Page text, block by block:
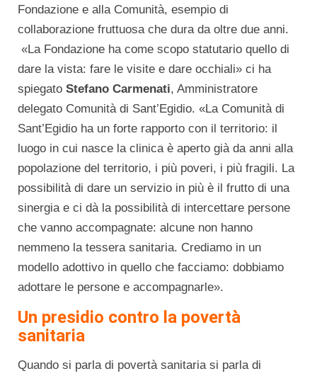
Fondazione e alla Comunità, esempio di
collaborazione fruttuosa che dura da oltre due anni.
«La Fondazione ha come scopo statutario quello di
dare la vista: fare le visite e dare occhiali» ci ha
spiegato Stefano Carmenati, Amministratore
delegato Comunità di Sant’Egidio. «La Comunità di
Sant’Egidio ha un forte rapporto con il territorio: il
luogo in cui nasce la clinica è aperto già da anni alla
popolazione del territorio, i più poveri, i più fragili. La
possibilità di dare un servizio in più è il frutto di una
sinergia e ci dà la possibilità di intercettare persone
che vanno accompagnate: alcune non hanno
nemmeno la tessera sanitaria. Crediamo in un
modello adottivo in quello che facciamo: dobbiamo
adottare le persone e accompagnarle».
Un presidio contro la povertà
sanitaria
Quando si parla di povertà sanitaria si parla di